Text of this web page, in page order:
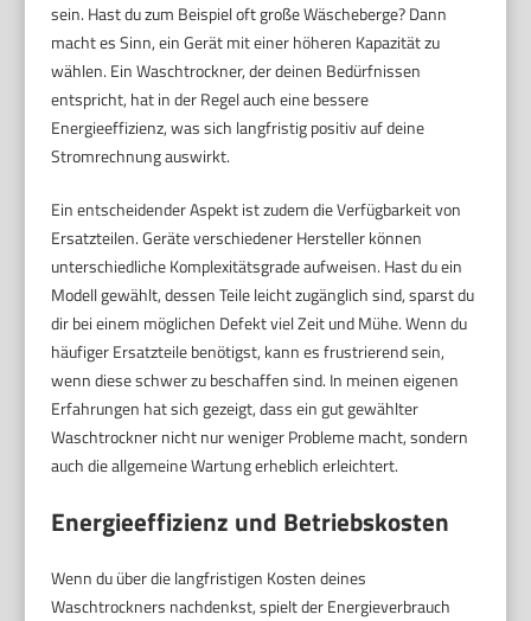
sein. Hast du zum Beispiel oft große Wäscheberge? Dann
macht es Sinn, ein Gerät mit einer höheren Kapazität zu
wählen. Ein Waschtrockner, der deinen Bedürfnissen
entspricht, hat in der Regel auch eine bessere
Energieeffizienz, was sich langfristig positiv auf deine
Stromrechnung auswirkt.
Ein entscheidender Aspekt ist zudem die Verfügbarkeit von
Ersatzteilen. Geräte verschiedener Hersteller können
unterschiedliche Komplexitätsgrade aufweisen. Hast du ein
Modell gewählt, dessen Teile leicht zugänglich sind, sparst du
dir bei einem möglichen Defekt viel Zeit und Mühe. Wenn du
häufiger Ersatzteile benötigst, kann es frustrierend sein,
wenn diese schwer zu beschaffen sind. In meinen eigenen
Erfahrungen hat sich gezeigt, dass ein gut gewählter
Waschtrockner nicht nur weniger Probleme macht, sondern
auch die allgemeine Wartung erheblich erleichtert.
Energieeffizienz und Betriebskosten
Wenn du über die langfristigen Kosten deines
Waschtrockners nachdenkst, spielt der Energieverbrauch